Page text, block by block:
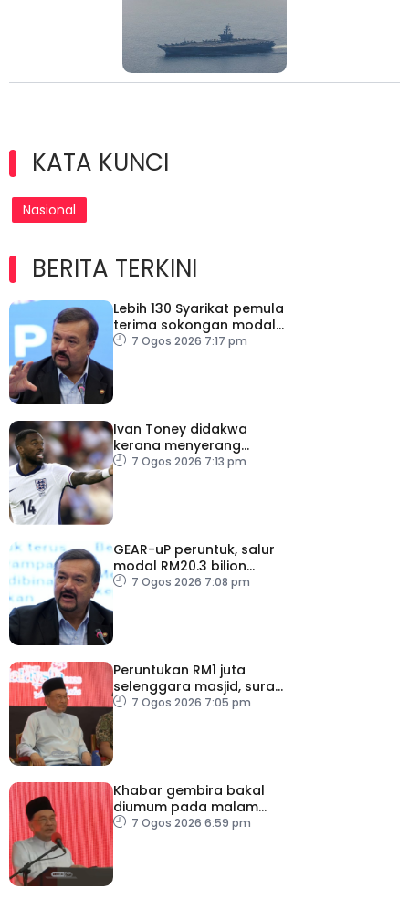
KATA KUNCI
Nasional
BERITA TERKINI
Lebih 130 Syarikat pemula
terima sokongan modal
teroka GEAR-uP
7 Ogos 2026 7:17 pm
Ivan Toney didakwa
kerana menyerang
individu di kelab malam
7 Ogos 2026 7:13 pm
GEAR-uP peruntuk, salur
modal RM20.3 bilion
dalam ekonomi domestik
7 Ogos 2026 7:08 pm
Peruntukan RM1 juta
selenggara masjid, surau
kem ATM Melaka
7 Ogos 2026 7:05 pm
Khabar gembira bakal
diumum pada malam
ambang merdeka
7 Ogos 2026 6:59 pm